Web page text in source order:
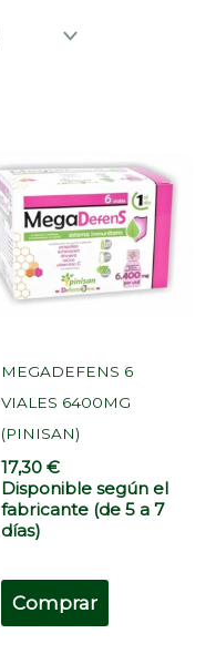
MEGADEFENS 6
VIALES 6400MG
(PINISAN)
17,30€
Disponible según el
fabricante (de 5 a 7
días)
Comprar